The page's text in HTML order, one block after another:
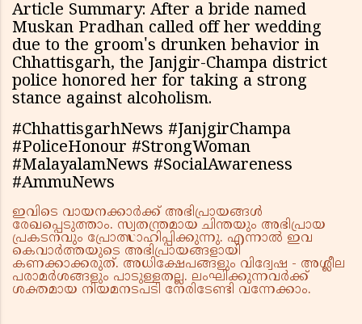
Article Summary: After a bride named
Muskan Pradhan called off her wedding
due to the groom's drunken behavior in
Chhattisgarh, the Janjgir-Champa district
police honored her for taking a strong
stance against alcoholism.
#ChhattisgarhNews #JanjgirChampa
#PoliceHonour #StrongWoman
#MalayalamNews #SocialAwareness
#AmmuNews
ഇവിടെ വായനക്കാർക്ക് അഭിപ്രായങ്ങൾ
രേഖപ്പെടുത്താം. സ്വതന്ത്രമായ ചിന്തയും അഭിപ്രായ
പ്രകടനവും പ്രോത്സാഹിപ്പിക്കുന്നു. എന്നാൽ ഇവ
കെവാർത്തയുടെ അഭിപ്രായങ്ങളായി
കണക്കാക്കരുത്. അധിക്ഷേപങ്ങളും വിദ്വേഷ - അശ്ലീല
പരാമർശങ്ങളും പാടുള്ളതല്ല. ലംഘിക്കുന്നവർക്ക്
ശക്തമായ നിയമനടപടി നേരിടേണ്ടി വന്നേക്കാം.